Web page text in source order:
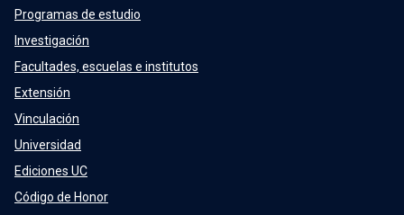
Programas de estudio
Investigación
Facultades, escuelas e institutos
Extensión
Vinculación
Universidad
Ediciones UC
Código de Honor